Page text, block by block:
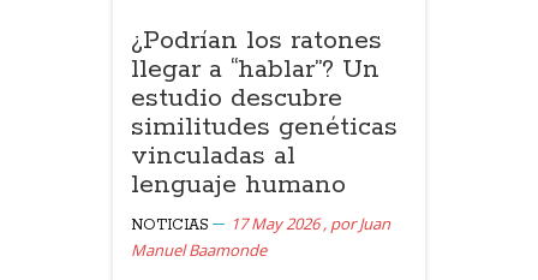
¿Podrían los ratones
llegar a “hablar”? Un
estudio descubre
similitudes genéticas
vinculadas al
lenguaje humano
NOTICIAS 17 May 2026 , porJuan
Manuel Baamonde